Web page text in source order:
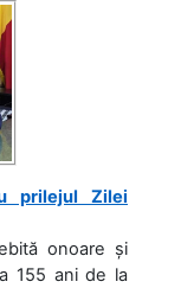
prilejul Zilei
onoare și
155 ani de la